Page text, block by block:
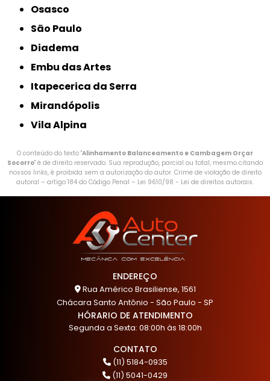
Osasco
São Paulo
Diadema
Embu das Artes
Itapecerica da Serra
Mirandópolis
Vila Alpina
O conteúdo do texto "Alinhamento Balanceamento e Cambagem Orçar
Socorro" é de direito reservado. Sua reprodução, parcial ou total, mesmo citando
nossos links, é proibida sem a autorização do autor. Crime de violação de direito
autoral – artigo 184 do Código Penal – Lei 9610/98 - Lei de direitos autorais.
ENDEREÇO
Rua Américo Brasiliense, 1561
Chácara Santo Antônio - São Paulo - SP
HÓRARIO DE ATENDIMENTO
Segunda a Sexta: 08:00h às 18:00h
CONTATO
(11) 5184-0935
(11) 5041-0429